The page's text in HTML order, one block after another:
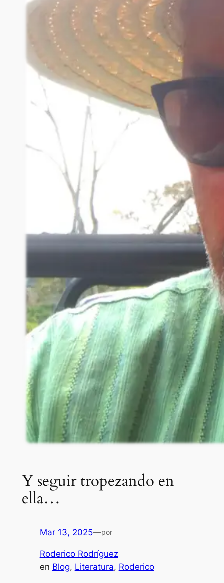
Y seguir tropezando en
ella…
Mar 13, 2025—por
Roderico Rodríguez
en Blog, Literatura, Roderico